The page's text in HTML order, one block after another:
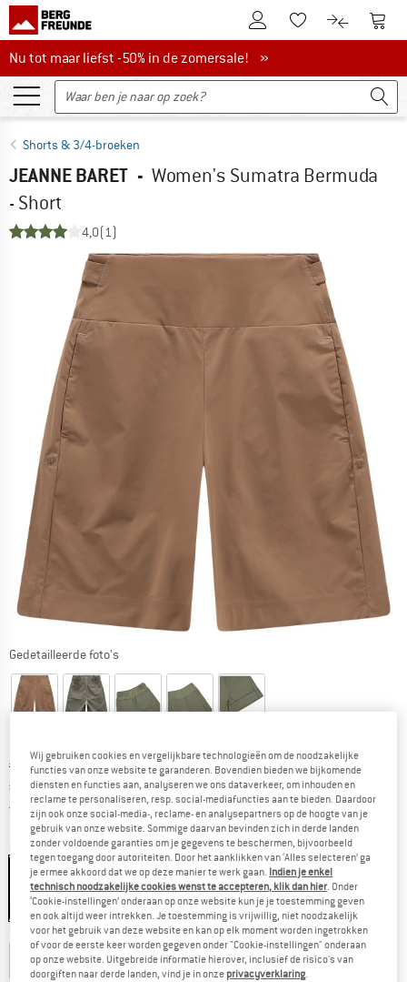
De klantenaccount
Naar deNaar de
Nu tot maar liefst -50% in de zomersale!
Nu tot maar liefst -50% in de zomersale! »
Shorts & 3/4-broeken
JEANNE BARET - Women's Sumatra Bermuda
- Short
4,0(1)
Gedetailleerde foto's
Oorspronkelijke prijs :
€ 129,95
Prijs:
€ 90,97 incl. BTW
Gratis verzending(NL)Nederland. Informatie over de
Kleur:Argan
-30% -30% -30%
Kies een maat:
EU36 EU38 EU40 EU42 EU44
Wij gebruiken cookies en vergelijkbare technologieën om de noodzakelijke
functies van onze website te garanderen. Bovendien bieden we bijkomende
diensten en functies aan, analyseren we ons dataverkeer, om inhouden en
reclame te personaliseren, resp. social-mediafuncties aan te bieden. Daardoor
zijn ook onze social-media-, reclame- en analysepartners op de hoogte van je
gebruik van onze website. Sommige daarvan bevinden zich in derde landen
zonder voldoende garanties om je gegevens te beschermen, bijvoorbeeld
tegen toegang door autoriteiten. Door het aanklikken van ‘Alles selecteren’ ga
je ermee akkoord dat we op deze manier te werk gaan. Indien je enkel
technisch noodzakelijke cookies wenst te accepteren, klik dan hier. Onder
‘Cookie-instellingen’ onderaan op onze website kun je je toestemming geven
en ook altijd weer intrekken. Je toestemming is vrijwillig, niet noodzakelijk
voor het gebruik van deze website en kan op elk moment worden ingetrokken
of voor de eerste keer worden gegeven onder "Cookie-instellingen" onderaan
op onze website. Uitgebreide informatie hierover, inclusief de risico's van
doorgiften naar derde landen, vind je in onze privacyverklaring.